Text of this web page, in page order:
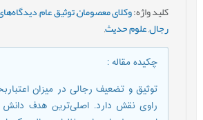
کلید واژه:وکلای معصومان‌‌‌‌‌‌‌‌‌‌‌‌‌‌‌‌,توثیق عام‌‌‌‌‌‌‌‌‌‌‌‌‌‌‌‌,
رجال‌‌‌‌‌‌‌‌‌‌‌‌‌‌‌‌,علوم حدیث,
چکیده مقاله:
توثیق و تضعیف رجالی در میزان
راوی نقش دارد. اصلی‌ترین هدف دانش